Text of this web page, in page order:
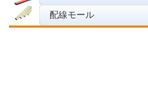
配線モール